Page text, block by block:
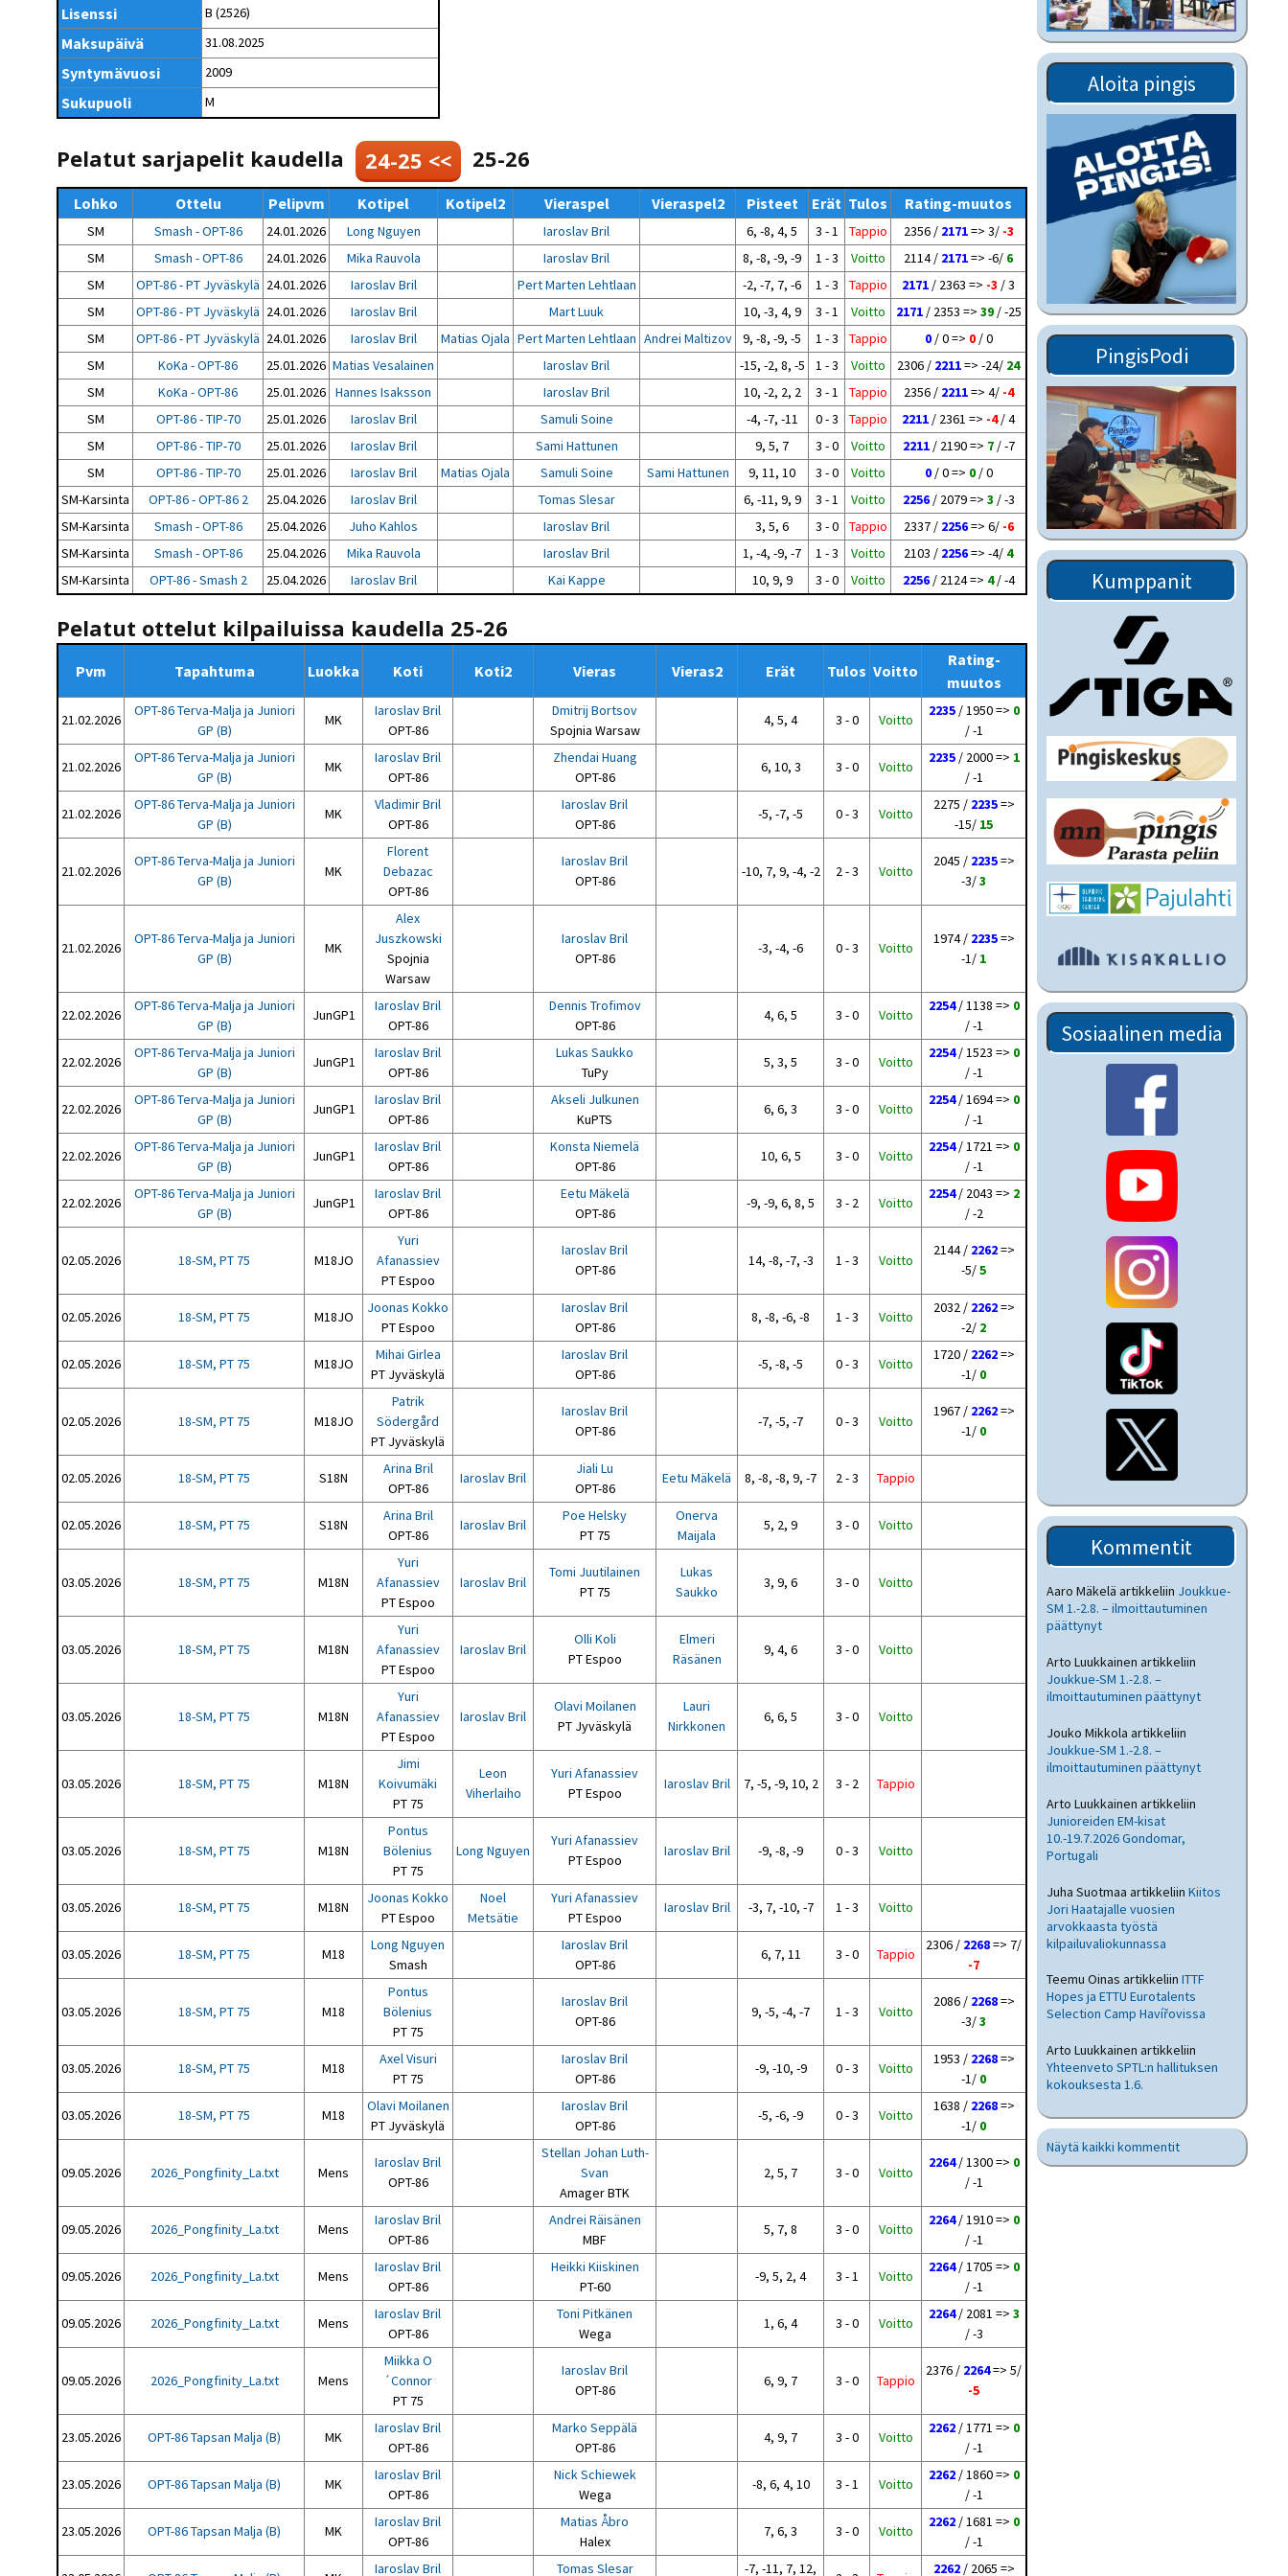
Valiokunnat
Strategia 2025-2030
Vastuullisuus
Ilmoita epäasiallisesta
käytöksestä
Hallintosääntö
NETU in English
ohjeet
Rating-artikkelit
Rating-manuaali
Julkaistut Rating-listat
Päivärating
6-divisioona
Sarjatiedotteet
Pelipaikat ja
joukkueiden
yhteyshenkilöt
Seurasiirrot
Kisajärjestäjien
Maahanmuuttajien
kotouttaminen ja
sukupuolten tasa-arvo
pöytätenniksessä
kattavan osallisuuden
kautta
Lisenssi B (2526)
Maksupäivä 31.08.2025
Syntymävuosi 2009
Sukupuoli M
Pelatut sarjapelit kaudella 24-25 << 25-26
Lohko Ottelu Pelipvm Kotipel Kotipel2 Vieraspel Vieraspel2 Pisteet Erät Tulos Rating-muutos
SM Smash - OPT-86 24.01.2026 Long Nguyen Iaroslav Bril 6, -8, 4, 5 3 - 1 Tappio 2356 / 2171=> 3/ -3
SM
Smash - OPT-86 24.01.2026 Mika Rauvola Iaroslav Bril 8, -8, -9, -9 1 - 3 Voitto 2114 / 2171=> -6/ 6
SM
OPT-86 - PT Jyväskylä 24.01.2026 Iaroslav Bril Pert Marten Lehtlaan -2, -7, 7, -6 1 - 3 Tappio 2171 / 2363 => -3 / 3
SM
OPT-86 - PT Jyväskylä 24.01.2026 Iaroslav Bril Mart Luuk 10, -3, 4, 9 3 - 1 Voitto 2171/ 2353 => 39/ -25
SM
OPT-86 - PT Jyväskylä 24.01.2026 Iaroslav Bril Matias Ojala Pert Marten Lehtlaan Andrei Maltizov 9, -8, -9, -5 1 - 3 Tappio 0/ 0 => 0/ 0
SM
KoKa - OPT-86 25.01.2026 Matias Vesalainen Iaroslav Bril -15, -2, 8, -5 1 - 3 Voitto 2306 / 2211=> -24/ 24
SM
KoKa - OPT-86 25.01.2026 Hannes Isaksson Iaroslav Bril 10, -2, 2, 2 3 - 1 Tappio 2356 / 2211=> 4/ -4
SM
OPT-86 - TIP-70 25.01.2026 Iaroslav Bril Samuli Soine -4, -7, -11 0 - 3 Tappio 2211 / 2361 => -4/ 4
SM
OPT-86 - TIP-70 25.01.2026 Iaroslav Bril Sami Hattunen 9, 5, 7 3 - 0 Voitto 2211/ 2190 => 7/ -7
SM
OPT-86 - TIP-70 25.01.2026 Iaroslav Bril Matias Ojala Samuli Soine Sami Hattunen 9, 11, 10 3 - 0 Voitto 0/ 0 => 0/ 0
SM-Karsinta
OPT-86 - OPT-86 2 25.04.2026 Iaroslav Bril Tomas Slesar 6, -11, 9, 9 3 - 1 Voitto 2256/ 2079 => 3 / -3
SM-Karsinta
Smash - OPT-86 25.04.2026 Juho Kahlos Iaroslav Bril 3, 5, 6 3 - 0 Tappio 2337 / 2256=> 6/ -6
SM-Karsinta
Smash - OPT-86 25.04.2026 Mika Rauvola Iaroslav Bril 1, -4, -9, -7 1 - 3 Voitto 2103 / 2256=> -4/ 4
SM-Karsinta
OPT-86 - Smash 2 25.04.2026 Iaroslav Bril Kai Kappe 10, 9, 9 3 - 0 Voitto 2256/ 2124 => 4/ -4
Pelatut ottelut kilpailuissa kaudella 25-26
Pvm Tapahtuma Luokka Koti Koti2 Vieras Vieras2 Erät Tulos Voitto
Rating-
muutos
21.02.2026
OPT-86 Terva-Malja ja Juniori
GP (B)
MK
Iaroslav Bril
OPT-86
Dmitrij Bortsov
Spojnia Warsaw
4, 5, 4 3 - 0 Voitto
2235/ 1950 => 0
/ -1
21.02.2026
OPT-86 Terva-Malja ja Juniori
GP (B)
MK
Iaroslav Bril
OPT-86
Zhendai Huang
OPT-86
6, 10, 3 3 - 0 Voitto
2235/ 2000 => 1
/ -1
21.02.2026
OPT-86 Terva-Malja ja Juniori
GP (B)
MK
Vladimir Bril
OPT-86
Iaroslav Bril
OPT-86
-5, -7, -5 0 - 3 Voitto
2275 / 2235=>
-15/ 15
21.02.2026
OPT-86 Terva-Malja ja Juniori
GP (B)
MK
Florent
Debazac
OPT-86
Iaroslav Bril
OPT-86
-10, 7, 9, -4, -2 2 - 3 Voitto
2045 / 2235=>
-3/3
21.02.2026
OPT-86 Terva-Malja ja Juniori
GP (B)
MK
Alex
Juszkowski
Spojnia
Warsaw
Iaroslav Bril
OPT-86
-3, -4, -6 0 - 3 Voitto
1974 / 2235=>
-1/ 1
22.02.2026
OPT-86 Terva-Malja ja Juniori
GP (B)
JunGP1
Iaroslav Bril
OPT-86
Dennis Trofimov
OPT-86
4, 6, 5 3 - 0 Voitto
2254/ 1138 => 0
/ -1
22.02.2026
OPT-86 Terva-Malja ja Juniori
GP (B)
JunGP1
Iaroslav Bril
OPT-86
Lukas Saukko
TuPy
5, 3, 5 3 - 0 Voitto
2254/ 1523 => 0
/ -1
22.02.2026
OPT-86 Terva-Malja ja Juniori
GP (B)
JunGP1
Iaroslav Bril
OPT-86
Akseli Julkunen
KuPTS
6, 6, 3 3 - 0 Voitto
2254/ 1694 => 0
/ -1
22.02.2026
OPT-86 Terva-Malja ja Juniori
GP (B)
JunGP1
Iaroslav Bril
OPT-86
Konsta Niemelä
OPT-86
10, 6, 5 3 - 0 Voitto
2254/ 1721 => 0
/ -1
22.02.2026
OPT-86 Terva-Malja ja Juniori
GP (B)
JunGP1
Iaroslav Bril
OPT-86
Eetu Mäkelä
OPT-86
-9, -9, 6, 8, 5 3 - 2 Voitto
2254/ 2043 => 2
/ -2
02.05.2026 18-SM, PT 75 M18JO
Yuri
Afanassiev
PT Espoo
Iaroslav Bril
OPT-86
14, -8, -7, -3 1 - 3 Voitto
2144 / 2262=>
-5/5
02.05.2026 18-SM, PT 75 M18JO
Joonas Kokko
PT Espoo
Iaroslav Bril
OPT-86
8, -8, -6, -8 1 - 3 Voitto
2032 / 2262=>
-2/ 2
02.05.2026 18-SM, PT 75 M18JO
Mihai Girlea
PT Jyväskylä
Iaroslav Bril
OPT-86
-5, -8, -5 0 - 3 Voitto
1720 / 2262=>
-1/ 0
02.05.2026 18-SM, PT 75 M18JO
Patrik
Södergård
PT Jyväskylä
Iaroslav Bril
OPT-86
-7, -5, -7 0 - 3 Voitto
1967 / 2262=>
-1/ 0
02.05.2026 18-SM, PT 75 S18N
Arina Bril
OPT-86
Iaroslav Bril
Jiali Lu
OPT-86
Eetu Mäkelä 8, -8, -8, 9, -7 2 - 3 Tappio
02.05.2026 18-SM, PT 75 S18N
Arina Bril
OPT-86
Iaroslav Bril
Poe Helsky
PT 75
Onerva
Maijala
5, 2, 9 3 - 0 Voitto
03.05.2026 18-SM, PT 75 M18N
Yuri
Afanassiev
PT Espoo
Iaroslav Bril
Tomi Juutilainen
PT 75
Lukas
Saukko
3, 9, 6 3 - 0 Voitto
03.05.2026 18-SM, PT 75 M18N
Yuri
Afanassiev
PT Espoo
Iaroslav Bril
Olli Koli
PT Espoo
Elmeri
Räsänen
9, 4, 6 3 - 0 Voitto
03.05.2026 18-SM, PT 75 M18N
Yuri
Afanassiev
PT Espoo
Iaroslav Bril
Olavi Moilanen
PT Jyväskylä
Lauri
Nirkkonen
6, 6, 5 3 - 0 Voitto
03.05.2026 18-SM, PT 75 M18N
Jimi
Koivumäki
PT 75
Leon
Viherlaiho
Yuri Afanassiev
PT Espoo
Iaroslav Bril 7, -5, -9, 10, 2 3 - 2 Tappio
03.05.2026 18-SM, PT 75 M18N
Pontus
Bölenius
PT 75
Long Nguyen
Yuri Afanassiev
PT Espoo
Iaroslav Bril -9, -8, -9 0 - 3 Voitto
03.05.2026 18-SM, PT 75 M18N
Joonas Kokko
PT Espoo
Noel
Metsätie
Yuri Afanassiev
PT Espoo
Iaroslav Bril -3, 7, -10, -7 1 - 3 Voitto
03.05.2026 18-SM, PT 75 M18
Long Nguyen
Smash
Iaroslav Bril
OPT-86
6, 7, 11 3 - 0 Tappio
2306 / 2268=> 7/
-7
03.05.2026 18-SM, PT 75 M18
Pontus
Bölenius
PT 75
Iaroslav Bril
OPT-86
9, -5, -4, -7 1 - 3 Voitto
2086 / 2268=>
-3/3
03.05.2026 18-SM, PT 75 M18
Axel Visuri
PT 75
Iaroslav Bril
OPT-86
-9, -10, -9 0 - 3 Voitto
1953 / 2268=>
-1/ 0
03.05.2026 18-SM, PT 75 M18
Olavi Moilanen
PT Jyväskylä
Iaroslav Bril
OPT-86
-5, -6, -9 0 - 3 Voitto
1638 / 2268=>
-1/ 0
09.05.2026 2026_Pongfinity_La.txt Mens
Iaroslav Bril
OPT-86
Stellan Johan Luth-
Svan
Amager BTK
2, 5, 7 3 - 0 Voitto
2264/ 1300 => 0
/ -1
09.05.2026 2026_Pongfinity_La.txt Mens
Iaroslav Bril
OPT-86
Andrei Räisänen
MBF
5, 7, 8 3 - 0 Voitto
2264/ 1910 => 0
/ -1
09.05.2026 2026_Pongfinity_La.txt Mens
Iaroslav Bril
OPT-86
Heikki Kiiskinen
PT-60
-9, 5, 2, 4 3 - 1 Voitto
2264/ 1705 => 0
/ -1
09.05.2026 2026_Pongfinity_La.txt Mens
Iaroslav Bril
OPT-86
Toni Pitkänen
Wega
1, 6, 4 3 - 0 Voitto
2264/ 2081 => 3
/ -3
09.05.2026 2026_Pongfinity_La.txt Mens
Miikka O
´Connor
PT 75
Iaroslav Bril
OPT-86
6, 9, 7 3 - 0 Tappio
2376 / 2264=> 5/
-5
23.05.2026 OPT-86 Tapsan Malja (B) MK
Iaroslav Bril
OPT-86
Marko Seppälä
OPT-86
4, 9, 7 3 - 0 Voitto
2262/ 1771 => 0
/ -1
23.05.2026 OPT-86 Tapsan Malja (B) MK
Iaroslav Bril
OPT-86
Nick Schiewek
Wega
-8, 6, 4, 10 3 - 1 Voitto
2262/ 1860 => 0
/ -1
23.05.2026 OPT-86 Tapsan Malja (B) MK
Iaroslav Bril
OPT-86
Matias Åbro
Halex
7, 6, 3 3 - 0 Voitto
2262/ 1681 => 0
/ -1
Iaroslav Bril Tomas Slesar -7, -11, 7, 12, 2262/ 2065 =>
Aloita pingis
PingisPodi
Kumppanit
Sosiaalinen media
Kommentit
Aaro Mäkelä artikkeliin Joukkue-
SM 1.-2.8. – ilmoittautuminen
päättynyt
Arto Luukkainen artikkeliin
Joukkue-SM 1.-2.8. –
ilmoittautuminen päättynyt
Jouko Mikkola artikkeliin
Joukkue-SM 1.-2.8. –
ilmoittautuminen päättynyt
Arto Luukkainen artikkeliin
Junioreiden EM-kisat
10.-19.7.2026 Gondomar,
Portugali
Juha Suotmaa artikkeliin Kiitos
Jori Haatajalle vuosien
arvokkaasta työstä
kilpailuvaliokunnassa
Teemu Oinas artikkeliin ITTF
Hopes ja ETTU Eurotalents
Selection Camp Havířovissa
Arto Luukkainen artikkeliin
Yhteenveto SPTL:n hallituksen
kokouksesta 1.6.
Näytä kaikki kommentit